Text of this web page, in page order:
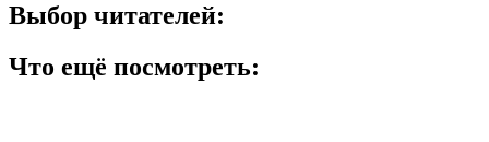
Выбор читателей:
Что ещё посмотреть: